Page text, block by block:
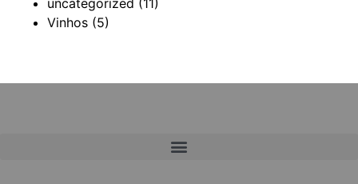
uncategorized (11)
Vinhos (5)